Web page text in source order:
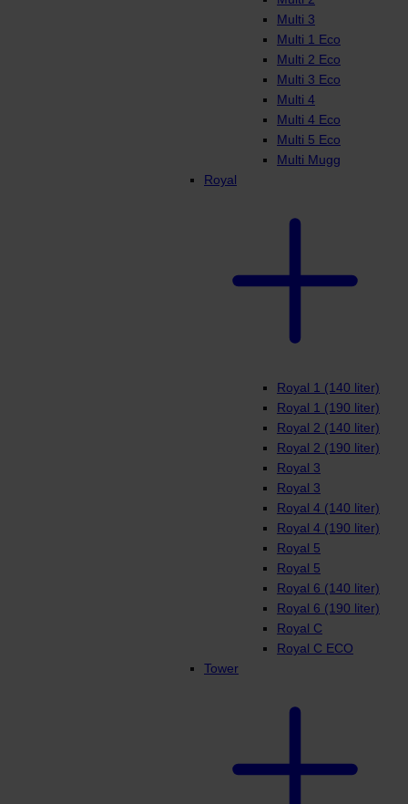
Multi 3
Multi 1 Eco
Multi 2 Eco
Multi 3 Eco
Multi 4
Multi 4 Eco
Multi 5 Eco
Multi Mugg
Royal
Royal 1 (140 liter)
Royal 1 (190 liter)
Royal 2 (140 liter)
Royal 2 (190 liter)
Royal 3
Royal 3
Royal 4 (140 liter)
Royal 4 (190 liter)
Royal 5
Royal 5
Royal 6 (140 liter)
Royal 6 (190 liter)
Royal C
Royal C ECO
Tower